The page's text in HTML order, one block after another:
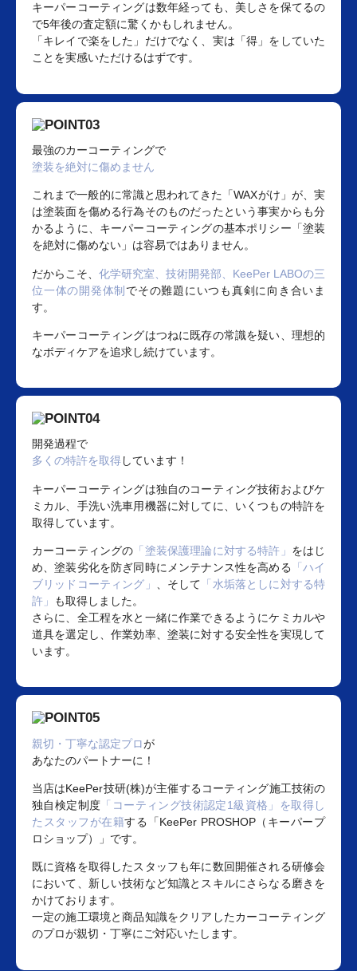
キーパーコーティングは数年経っても、美しさを保てるの
で5年後の査定額に驚くかもしれません。
「キレイで楽をした」だけでなく、実は「得」をしていた
ことを実感いただけるはずです。
最強のカーコーティングで
塗装を絶対に傷めません
これまで一般的に常識と思われてきた「WAXがけ」が、実
は塗装面を傷める行為そのものだったという事実からも分
かるように、キーパーコーティングの基本ポリシー「塗装
を絶対に傷めない」は容易ではありません。
だからこそ、 化学研究室、技術開発部、KeePer LABOの三
位一体の開発体制でその難題にいつも真剣に向き合いま
す。
キーパーコーティングはつねに既存の常識を疑い、理想的
なボディケアを追求し続けています。
開発過程で
多くの特許を取得しています！
キーパーコーティングは独自のコーティング技術およびケ
ミカル、手洗い洗車用機器に対してに、いくつもの特許を
取得しています。
カーコーティングの 「塗装保護理論に対する特許」 をはじ
め、塗装劣化を防ぎ同時にメンテナンス性を高める
「ハイ
ブリッドコーティング」
、そして 「水垢落としに対する特
許」
も取得しました。
さらに、全工程を水と一緒に作業できるようにケミカルや
道具を選定し、作業効率、塗装に対する安全性を実現して
います。
親切・丁寧な認定プロが
あなたのパートナーに！
当店はKeePer技研(株)が主催するコーティング施工技術の
独自検定制度 「コーティング技術認定1級資格」を取得し
たスタッフが在籍する「KeePer PROSHOP（キーパープ
ロショップ）」です。
既に資格を取得したスタッフも年に数回開催される研修会
において、新しい技術など知識とスキルにさらなる磨きを
かけております。
一定の施工環境と商品知識をクリアしたカーコーティング
のプロが親切・丁寧にご対応いたします。